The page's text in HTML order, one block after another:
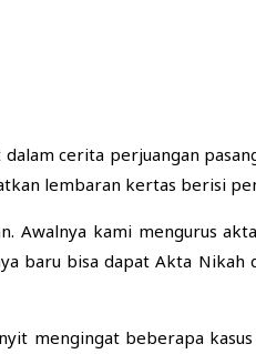
cerita perjuangan
lembaran kertas berisi
Awalnya kami mengurus
baru bisa dapat Akta
mengingat beberapa